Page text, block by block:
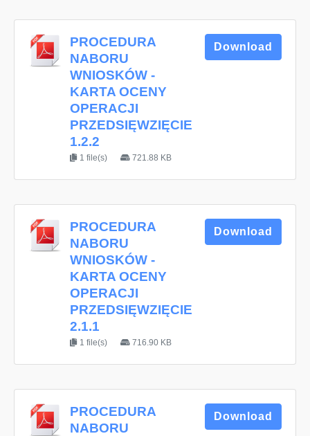
PROCEDURA
NABORU
WNIOSKÓW -
KARTA OCENY
OPERACJI
PRZEDSIĘWZIĘCIE
1.2.2
1 file(s) 721.88 KB
Download
PROCEDURA
NABORU
WNIOSKÓW -
KARTA OCENY
OPERACJI
PRZEDSIĘWZIĘCIE
2.1.1
1 file(s) 716.90 KB
Download
PROCEDURA
NABORU
Download